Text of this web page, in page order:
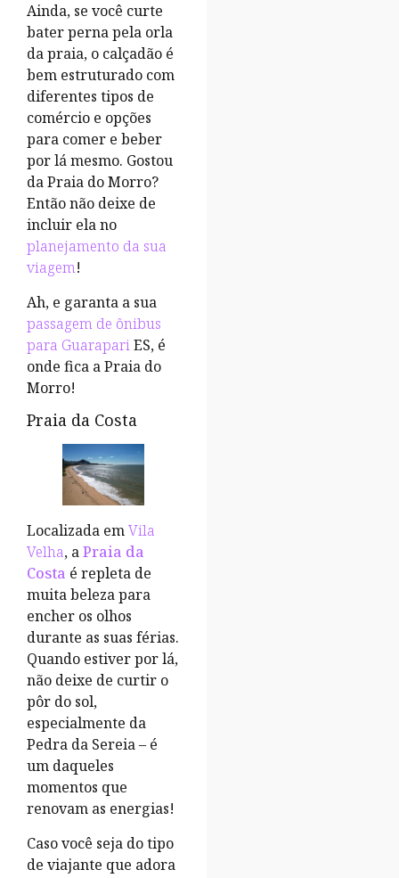
Ainda, se você curte
bater perna pela orla
da praia, o calçadão é
bem estruturado com
diferentes tipos de
comércio e opções
para comer e beber
por lá mesmo. Gostou
da Praia do Morro?
Então não deixe de
incluir ela no
planejamento da sua
viagem!
Ah, e garanta a sua
passagem de ônibus
para GuarapariES, é
onde fica a Praia do
Morro!
Praia da Costa
Localizada emVila
Velha, aPraia da
Costa é repleta de
muita beleza para
encher os olhos
durante as suas férias.
Quando estiver por lá,
não deixe de curtir o
pôr do sol,
especialmente da
Pedra da Sereia – é
um daqueles
momentos que
renovam as energias!
Caso você seja do tipo
de viajante que adora